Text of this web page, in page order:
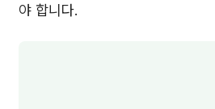
야 합니다.